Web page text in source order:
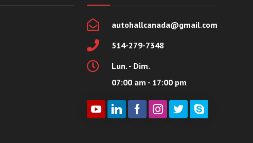
autohallcanada@gmail.com
514-279-7348
Lun. - Dim.
07:00 am - 17:00 pm